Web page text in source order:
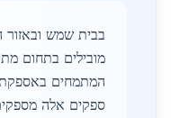
בבית שמש ובאזור
מובילים בתחום
המתמחים באספקת
ספקים אלה מספקים